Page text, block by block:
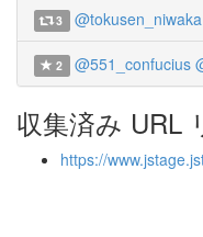
3 @tokusen_niwaka
2 @551_confucius
収集済み URL
https://